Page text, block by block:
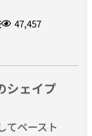
47,457
ェイプ
ペースト